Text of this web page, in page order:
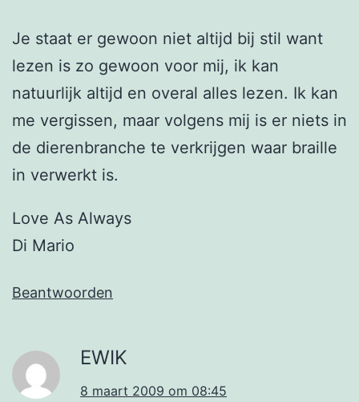
Je staat er gewoon niet altijd bij stil want
lezen is zo gewoon voor mij, ik kan
natuurlijk altijd en overal alles lezen. Ik kan
me vergissen, maar volgens mij is er niets in
de dierenbranche te verkrijgen waar braille
in verwerkt is.
Love As Always
Di Mario
Beantwoorden
EWIK
8 maart 2009 om 08:45